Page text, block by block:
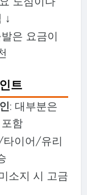
↓
은 요금이
트
: 대부분은
함
타이어/유리
소지 시 고금